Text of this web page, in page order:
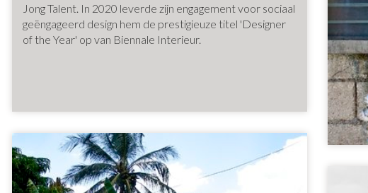
Jong Talent. In 2020 leverde zijn engagement voor sociaal
geëngageerd design hem de prestigieuze titel 'Designer
of the Year' op van Biennale Interieur.
Carnaúba vlechters
Delta do Parnaíba, Brazilië